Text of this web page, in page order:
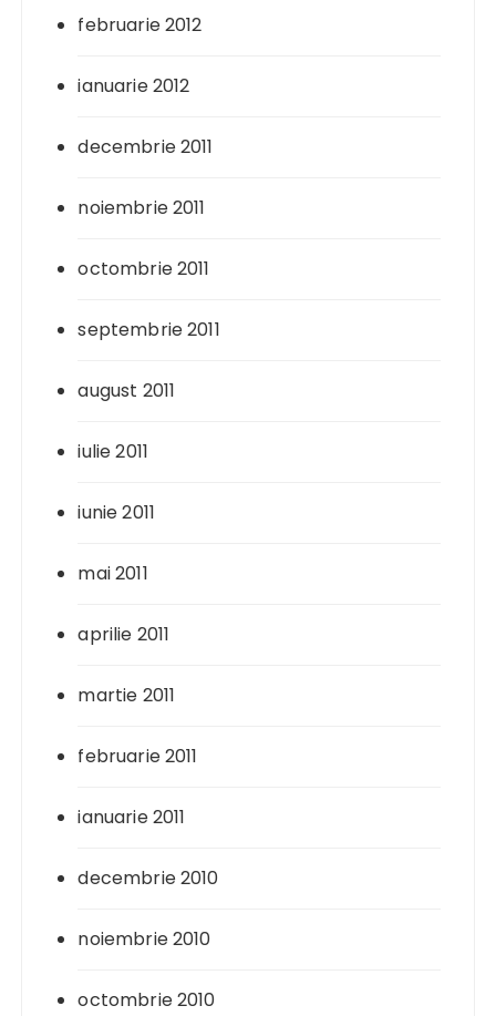
februarie 2012
ianuarie 2012
decembrie 2011
noiembrie 2011
octombrie 2011
septembrie 2011
august 2011
iulie 2011
iunie 2011
mai 2011
aprilie 2011
martie 2011
februarie 2011
ianuarie 2011
decembrie 2010
noiembrie 2010
octombrie 2010